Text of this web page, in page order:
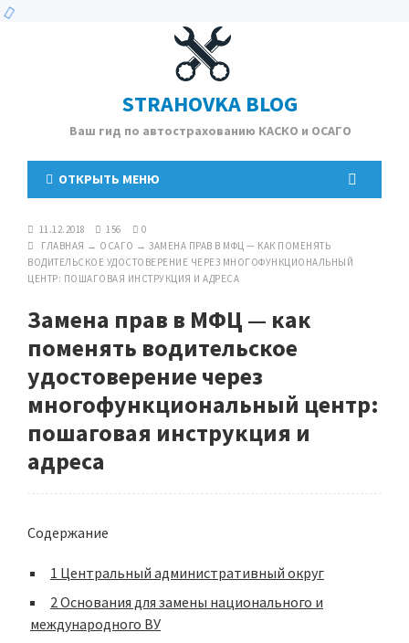
STRAHOVKA BLOG
Ваш гид по автострахованию КАСКО и ОСАГО
ОТКРЫТЬ МЕНЮ
11.12.2018 156
0
ГЛАВНАЯ → ОСАГО → ЗАМЕНА ПРАВ В МФЦ — КАК ПОМЕНЯТЬ
ВОДИТЕЛЬСКОЕ УДОСТОВЕРЕНИЕ ЧЕРЕЗ МНОГОФУНКЦИОНАЛЬНЫЙ
ЦЕНТР: ПОШАГОВАЯ ИНСТРУКЦИЯ И АДРЕСА
Замена прав в МФЦ — как
поменять водительское
удостоверение через
многофункциональный центр:
пошаговая инструкция и
адреса
Содержание
1 Центральный административный округ
2Основания для замены национального и
международного ВУ